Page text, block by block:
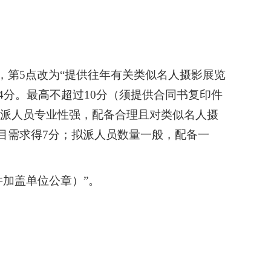
5点改为“提供往年有关类似名人摄影展览
。最高不超过10分（须提供合同书复印件
人员专业性强，配备合理且对类似名人摄
需求得7分；拟派人员数量一般，配备一
盖单位公章）”。